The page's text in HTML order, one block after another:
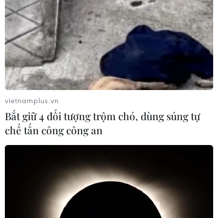
Sở hữu trí tuệ
Quy định sử dụng
RSS
Hỗ trợ
Ngôn ngữ
TTXVN
Dịch vụ tin
Liên hệ
Giấy phép số: 1374/GP-BTTTT do Bộ Thông tin và Truyền thông
cấp ngày 11/9/2008.
tamvna@gmail.com
Điện thoại: (024) 39411349 - (024) 39411348, Fax: (024)
vietnamplus2008@gmail.com
vietnamplus.vn
Bắt giữ 4 đối tượng trộm chó, dùng súng tự
chế tấn công công an